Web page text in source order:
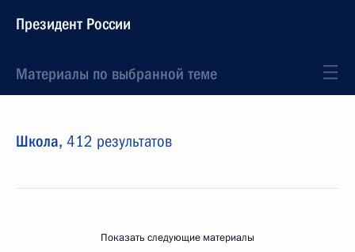
Президент России
Материалы по выбранной теме
Школа, 412 результатов
Показать следующие материалы